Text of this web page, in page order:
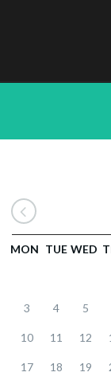
MON TUE WED
3 4 5
10 11 12
17 18 19